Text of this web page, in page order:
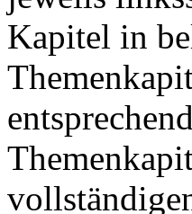
Kapitel in